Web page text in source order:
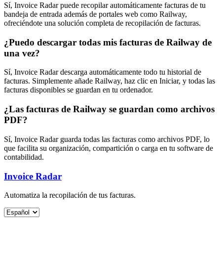
Sí, Invoice Radar puede recopilar automáticamente facturas de tu
bandeja de entrada además de portales web como Railway,
ofreciéndote una solución completa de recopilación de facturas.
¿Puedo descargar todas mis facturas de Railway de
una vez?
Sí, Invoice Radar descarga automáticamente todo tu historial de
facturas. Simplemente añade Railway, haz clic en Iniciar, y todas las
facturas disponibles se guardan en tu ordenador.
¿Las facturas de Railway se guardan como archivos
PDF?
Sí, Invoice Radar guarda todas las facturas como archivos PDF, lo
que facilita su organización, compartición o carga en tu software de
contabilidad.
Invoice Radar
Automatiza la recopilación de tus facturas.